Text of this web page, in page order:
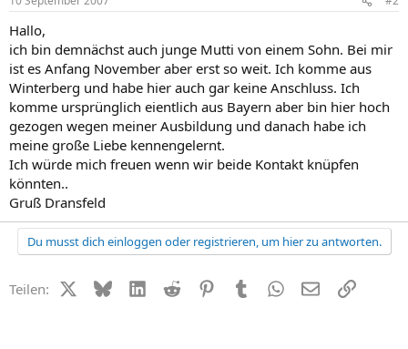
Hallo,
ich bin demnächst auch junge Mutti von einem Sohn. Bei mir
ist es Anfang November aber erst so weit. Ich komme aus
Winterberg und habe hier auch gar keine Anschluss. Ich
komme ursprünglich eientlich aus Bayern aber bin hier hoch
gezogen wegen meiner Ausbildung und danach habe ich
meine große Liebe kennengelernt.
Ich würde mich freuen wenn wir beide Kontakt knüpfen
könnten..
Gruß Dransfeld
Du musst dich einloggen oder registrieren, um hier zu antworten.
Teilen: X (Twitter)
BlueskyLinkedIn
Reddit PinterestTumblr WhatsApp
E-MailLink